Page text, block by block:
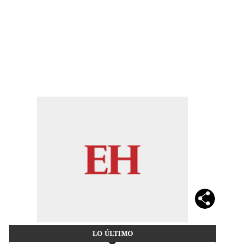
LO ÚLTIMO